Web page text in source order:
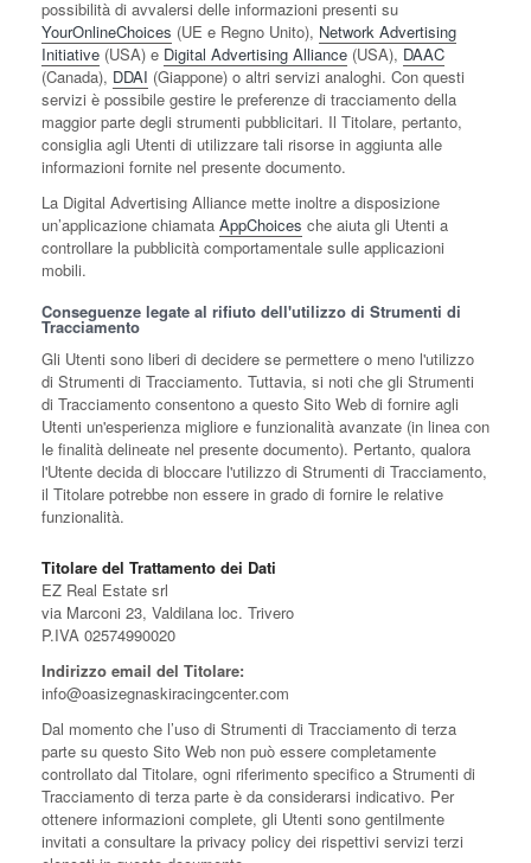
possibilità di avvalersi delle informazioni presenti su
YourOnlineChoices (UE e Regno Unito), Network Advertising
Initiative (USA) e Digital Advertising Alliance (USA), DAAC
(Canada), DDAI (Giappone) o altri servizi analoghi. Con questi
servizi è possibile gestire le preferenze di tracciamento della
maggior parte degli strumenti pubblicitari. Il Titolare, pertanto,
consiglia agli Utenti di utilizzare tali risorse in aggiunta alle
informazioni fornite nel presente documento.
La Digital Advertising Alliance mette inoltre a disposizione
un’applicazione chiamata AppChoices che aiuta gli Utenti a
controllare la pubblicità comportamentale sulle applicazioni
mobili.
Conseguenze legate al rifiuto dell'utilizzo di Strumenti di
Tracciamento
Gli Utenti sono liberi di decidere se permettere o meno l'utilizzo
di Strumenti di Tracciamento. Tuttavia, si noti che gli Strumenti
di Tracciamento consentono a questo Sito Web di fornire agli
Utenti un'esperienza migliore e funzionalità avanzate (in linea con
le finalità delineate nel presente documento). Pertanto, qualora
l'Utente decida di bloccare l'utilizzo di Strumenti di Tracciamento,
il Titolare potrebbe non essere in grado di fornire le relative
funzionalità.
Titolare del Trattamento dei Dati
EZ Real Estate srl
via Marconi 23, Valdilana loc. Trivero
P.IVA 02574990020
Indirizzo email del Titolare:
info@oasizegnaskiracingcenter.com
Dal momento che l’uso di Strumenti di Tracciamento di terza
parte su questo Sito Web non può essere completamente
controllato dal Titolare, ogni riferimento specifico a Strumenti di
Tracciamento di terza parte è da considerarsi indicativo. Per
ottenere informazioni complete, gli Utenti sono gentilmente
invitati a consultare la privacy policy dei rispettivi servizi terzi